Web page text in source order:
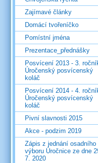
Zajímavé články
Domácí tvořeníčko
Pomístní jména
Prezentace_přednášky
Posvícení 2013 - 3.
Úročenský posvícenský
koláč
Posvícení 2014 - 4.
Úročenský posvícenský
koláč
Pivní slavnosti 2015
Akce - podzim 2019
Zápis z jednání osadního
výboru Úročnice ze dne
7. 2020